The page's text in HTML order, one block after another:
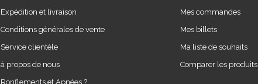
Expédition et livraison
Conditions générales de vente
Service clientèle
à propos de nous
Ronflements et Apnées ?
Mes commandes
Mes billets
Ma liste de souhaits
Comparer les produits